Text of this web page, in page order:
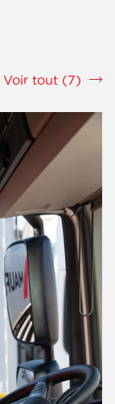
dans le
qu’a
vos
complet.
les dates
chauffeurs
à bon
piliers de
à
et la
de la
Voir tout (7)
srLabel